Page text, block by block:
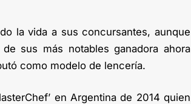
la vida a sus concursantes, aunque
sus más notables ganadora ahora
como modelo de lencería.
en Argentina de 2014 quien